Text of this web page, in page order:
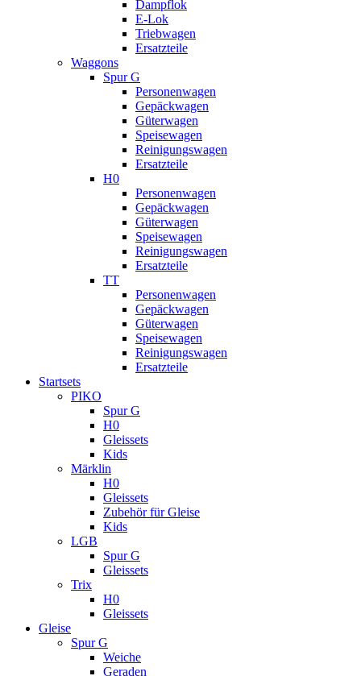
Dampflok
E-Lok
Triebwagen
Ersatzteile
Waggons
Spur G
Personenwagen
Gepäckwagen
Güterwagen
Speisewagen
Reinigungswagen
Ersatzteile
H0
Personenwagen
Gepäckwagen
Güterwagen
Speisewagen
Reinigungswagen
Ersatzteile
TT
Personenwagen
Gepäckwagen
Güterwagen
Speisewagen
Reinigungswagen
Ersatzteile
Startsets
PIKO
Spur G
H0
Gleissets
Kids
Märklin
H0
Gleissets
Zubehör für Gleise
Kids
LGB
Spur G
Gleissets
Trix
H0
Gleissets
Gleise
Spur G
Weiche
Geraden